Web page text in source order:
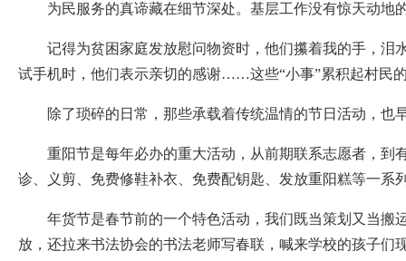
为民服务的真谛藏在细节深处。基层工作没有惊天动地
记得为贫困家庭发放慰问物资时，他们攥着我的手，泪
试手机时，他们表示亲切的感谢……这些“小事”累积起村民
除了琐碎的日常，那些承载着传统温情的节日活动，
重阳节是每年必办的重大活动，从前期联系志愿者，到
诊、义剪、免费修鞋补衣、免费配钥匙、发放重阳糕等一系
年货节是春节前的一个特色活动，我们既当策划又当搬
放，还拉来书法协会的书法老师写春联，喊来学校的孩子